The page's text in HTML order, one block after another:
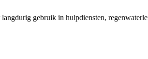
gebruik in hulpdiensten,